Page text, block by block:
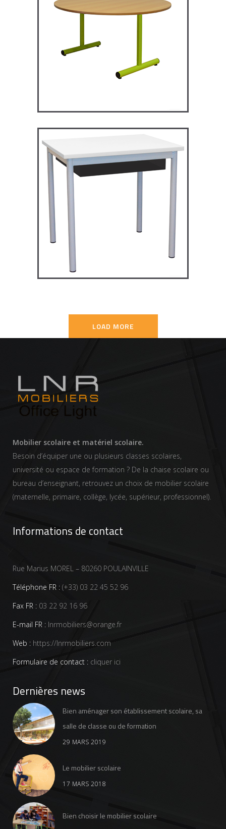
RM120 – Restauration
TABLES ET MANGE DEBOUT
TD4P75 – Dale table 4 pieds
70×50
TABLES SECONDAIRE
LOAD MORE
Mobilier scolaire et matériel scolaire.
Besoin d’équiper une ou plusieurs classes scolaires,
université ou espace de formation ? De la chaise scolaire ou
bureau d’enseignant, retrouvez un choix de mobilier scolaire
(maternelle, primaire, collège, lycée, supérieur, professionnel).
Informations de contact
Rue Marius MOREL – 80260 POULAINVILLE
Téléphone FR : (+33) 03 22 45 52 96
Fax FR : 03 22 92 16 96
E-mail FR : lnrmobiliers@orange.fr
Web : https://lnrmobiliers.com
Formulaire de contact : cliquer ici
Dernières news
Bien aménager son établissement scolaire, sa
salle de classe ou de formation
29 MARS 2019
Le mobilier scolaire
17 MARS 2018
Bien choisir le mobilier scolaire